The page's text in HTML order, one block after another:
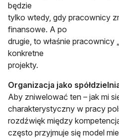
będzie
tylko wtedy, gdy pracownicy
finansowe. A po
drugie, to właśnie pracownicy
konkretne
projekty.
Organizacja jako
Aby zniwelować ten – jak mi
charakterystyczny w pracy
rozdźwięk między
często przyjmuje się model